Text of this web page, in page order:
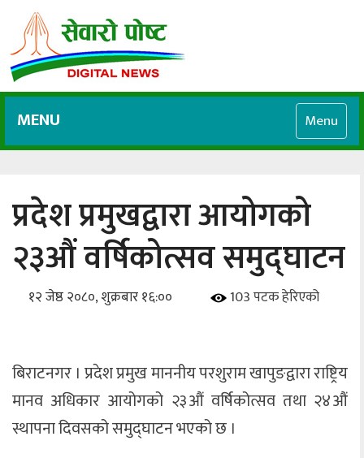
MENU Menu
प्रदेश प्रमुखद्वारा आयोगको
२३औं वर्षिकोत्सव समुद्घाटन
१२ जेष्ठ २०८०, शुक्रबार १६:०० 103 पटक हेरिएको
बिराटनगर । प्रदेश प्रमुख माननीय परशुराम खापुङद्वारा राष्ट्रिय
मानव अधिकार आयोगको २३औं वर्षिकोत्सव तथा २४औं
स्थापना दिवसको समुद्घाटन भएको छ ।